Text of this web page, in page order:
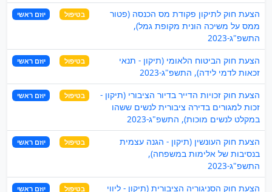
הצעת חוק לתיקון פקודת מס הכנסה (פטור
ממס על משיכה הונית מקופת גמל),
התשפ"ג-2023
בטיפול יוזם ראשי
הצעת חוק הביטוח הלאומי (תיקון - תנאי
זכאות לדמי לידה), התשפ"ג-2023
בטיפול יוזם ראשי
הצעת חוק זכויות הדייר בדיור הציבורי (תיקון -
זכות למגורים בדירה ציבורית לנשים ששהו
במקלט לנשים מוכות), התשפ"ג-2023
בטיפול יוזם ראשי
הצעת חוק העונשין (תיקון - הגנה עצמית
בנסיבות של אלימות במשפחה),
התשפ"ג-2023
בטיפול יוזם ראשי
הצעת חוק הסניגוריה הציבורית (תיקון - ליווי
בטיפול יוזם ראשי